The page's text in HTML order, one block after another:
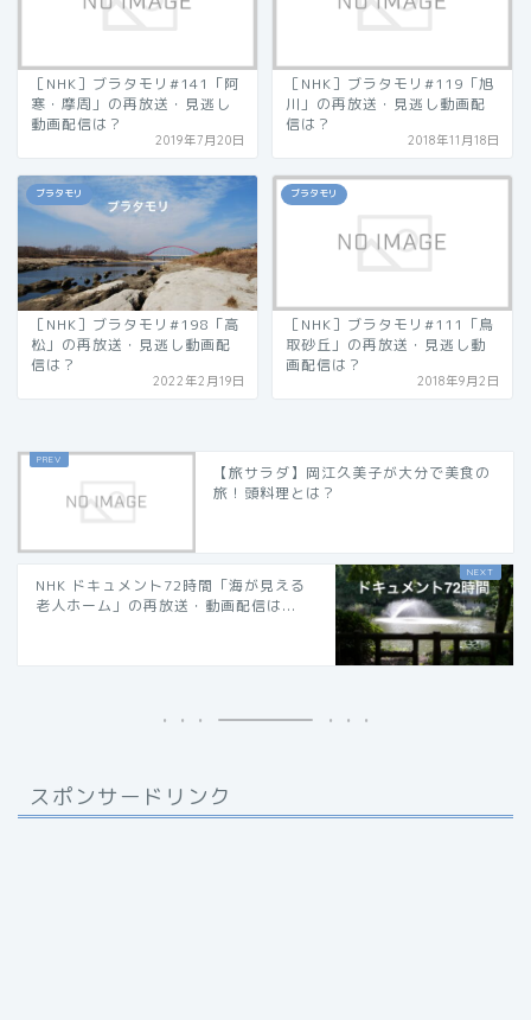
［NHK］ブラタモリ#141「阿
寒・摩周」の再放送・見逃し
動画配信は？
2019年7月20日
［NHK］ブラタモリ#119「旭
川」の再放送・見逃し動画配
信は？
2018年11月18日
ブラタモリ
［NHK］ブラタモリ#198「高
松」の再放送・見逃し動画配
信は？
2022年2月19日
ブラタモリ
［NHK］ブラタモリ#111「鳥
取砂丘」の再放送・見逃し動
画配信は？
2018年9月2日
【旅サラダ】岡江久美子が大分で美食の
旅！頭料理とは？
NHK ドキュメント72時間「海が見える
老人ホーム」の再放送・動画配信は...
スポンサードリンク